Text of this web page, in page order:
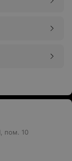
пом. 10